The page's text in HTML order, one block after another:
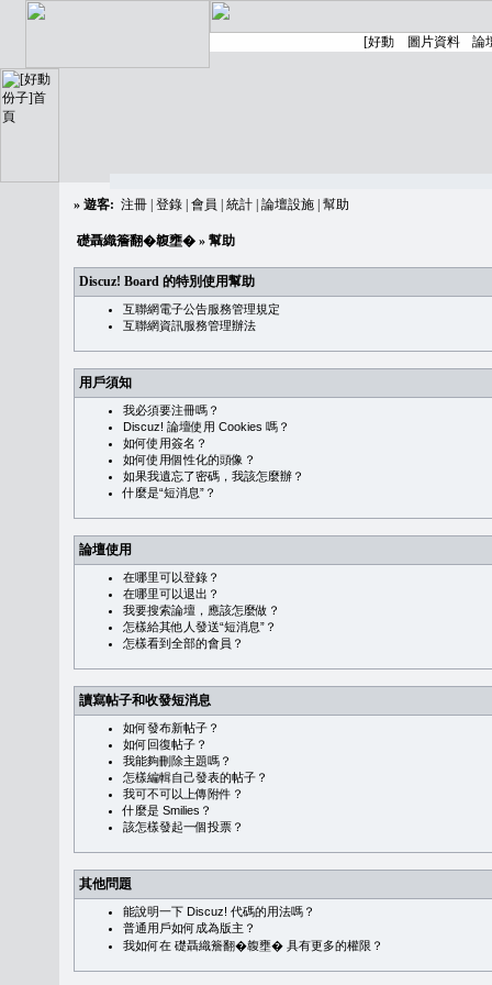
» 遊客: 注冊 登錄 會員 統計 論壇設施 幫助
礎聶織簷翻�䪖壅� » 幫助
Discuz! Board 的特別使用幫助
互聯網電子公告服務管理規定
互聯網資訊服務管理辦法
用戶須知
我必須要注冊嗎？
Discuz! 論壇使用 Cookies 嗎？
如何使用簽名？
如何使用個性化的頭像？
如果我遺忘了密碼，我該怎麼辦？
什麼是“短消息”？
論壇使用
在哪里可以登錄？
在哪里可以退出？
我要搜索論壇，應該怎麼做？
怎樣給其他人發送“短消息”？
怎樣看到全部的會員？
讀寫帖子和收發短消息
如何發布新帖子？
如何回復帖子？
我能夠刪除主題嗎？
怎樣編輯自己發表的帖子？
我可不可以上傳附件？
什麼是 Smilies？
該怎樣發起一個投票？
其他問題
能說明一下 Discuz! 代碼的用法嗎？
普通用戶如何成為版主？
我如何在 礎聶織簷翻�䪖壅� 具有更多的權限？